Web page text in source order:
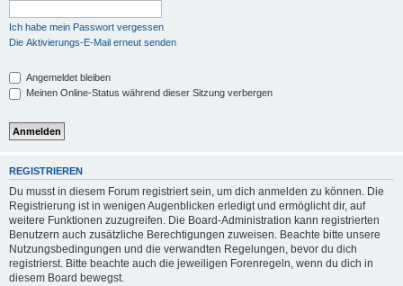
Ich habe mein Passwort vergessen
Die Aktivierungs-E-Mail erneut senden
Angemeldet bleiben
Meinen Online-Status während dieser Sitzung verbergen
REGISTRIEREN
Du musst in diesem Forum registriert sein, um dich anmelden zu können. Die
Registrierung ist in wenigen Augenblicken erledigt und ermöglicht dir, auf
weitere Funktionen zuzugreifen. Die Board-Administration kann registrierten
Benutzern auch zusätzliche Berechtigungen zuweisen. Beachte bitte unsere
Nutzungsbedingungen und die verwandten Regelungen, bevor du dich
registrierst. Bitte beachte auch die jeweiligen Forenregeln, wenn du dich in
diesem Board bewegst.